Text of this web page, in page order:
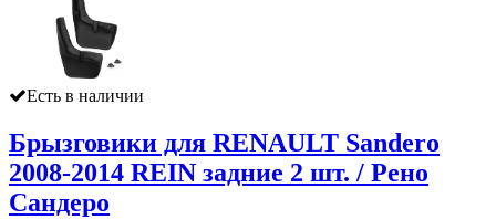
Есть в наличии
Брызговики для RENAULT Sandero
2008-2014 REIN задние 2 шт. / Рено
Сандеро